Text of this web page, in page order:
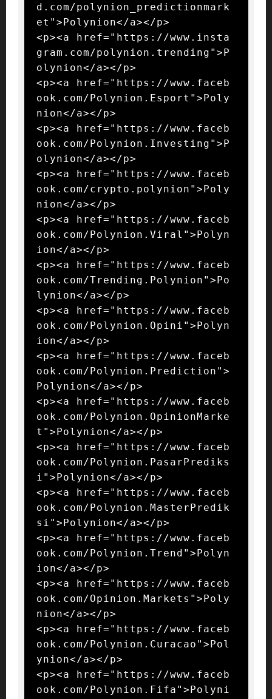
d.com/polynion_predictionmark
et">Polynion</a></p>
<p><a href="https://www.insta
gram.com/polynion.trending">P
olynion</a></p>
<p><a href="https://www.faceb
ook.com/Polynion.Esport">Poly
nion</a></p>
<p><a href="https://www.faceb
ook.com/Polynion.Investing">P
olynion</a></p>
<p><a href="https://www.faceb
ook.com/crypto.polynion">Poly
nion</a></p>
<p><a href="https://www.faceb
ook.com/Polynion.Viral">Polyn
ion</a></p>
<p><a href="https://www.faceb
ook.com/Trending.Polynion">Po
lynion</a></p>
<p><a href="https://www.faceb
ook.com/Polynion.Opini">Polyn
ion</a></p>
<p><a href="https://www.faceb
ook.com/Polynion.Prediction">
Polynion</a></p>
<p><a href="https://www.faceb
ook.com/Polynion.OpinionMarke
t">Polynion</a></p>
<p><a href="https://www.faceb
ook.com/Polynion.PasarPrediks
i">Polynion</a></p>
<p><a href="https://www.faceb
ook.com/Polynion.MasterPredik
si">Polynion</a></p>
<p><a href="https://www.faceb
ook.com/Polynion.Trend">Polyn
ion</a></p>
<p><a href="https://www.faceb
ook.com/Opinion.Markets">Poly
nion</a></p>
<p><a href="https://www.faceb
ook.com/Polynion.Curacao">Pol
ynion</a></p>
<p><a href="https://www.faceb
ook.com/Polynion.Fifa">Polyni